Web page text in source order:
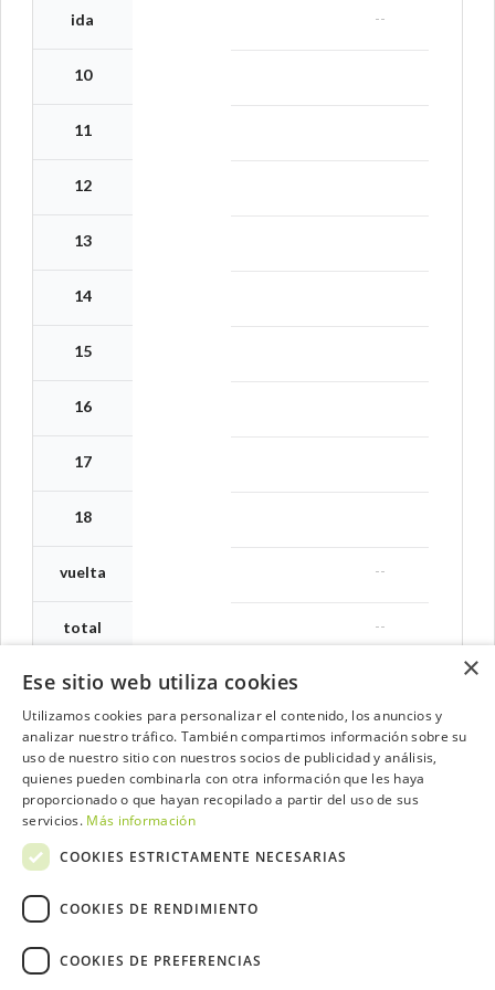
ida
10
11
12
13
14
15
16
17
18
vuelta
total
--
--
--
Contacta con el equipo de NextCaddy
Opina Contacta
×
Ese sitio web utiliza cookies
Utilizamos cookies para personalizar el contenido, los anuncios y
analizar nuestro tráfico. También compartimos información sobre su
uso de nuestro sitio con nuestros socios de publicidad y análisis,
quienes pueden combinarla con otra información que les haya
proporcionado o que hayan recopilado a partir del uso de sus
servicios. Más información
COOKIES ESTRICTAMENTE NECESARIAS
COOKIES DE RENDIMIENTO
COOKIES DE PREFERENCIAS